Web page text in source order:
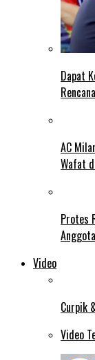
Dapat
AC
Wafat
Protes
Video
Curpik
Video